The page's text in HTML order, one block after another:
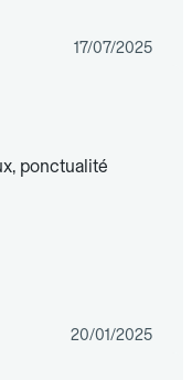
17/07/2025
ponctualité
20/01/2025